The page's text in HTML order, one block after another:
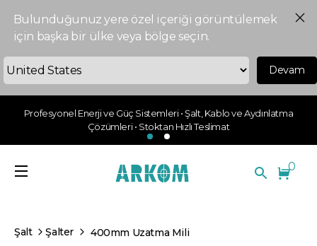
Bulunduğunuz yere özel içeriği görüntülemek
için başka bir ülke veya bölge seçin.
Devam
Profesyonel Enerji ve Güç Sistemleri • Şalt, Kablo ve Aydınlatma
Çözümleri • Stoktan Hızlı Teslimat
0
Şalt Şalter 400mm Uzatma Mili